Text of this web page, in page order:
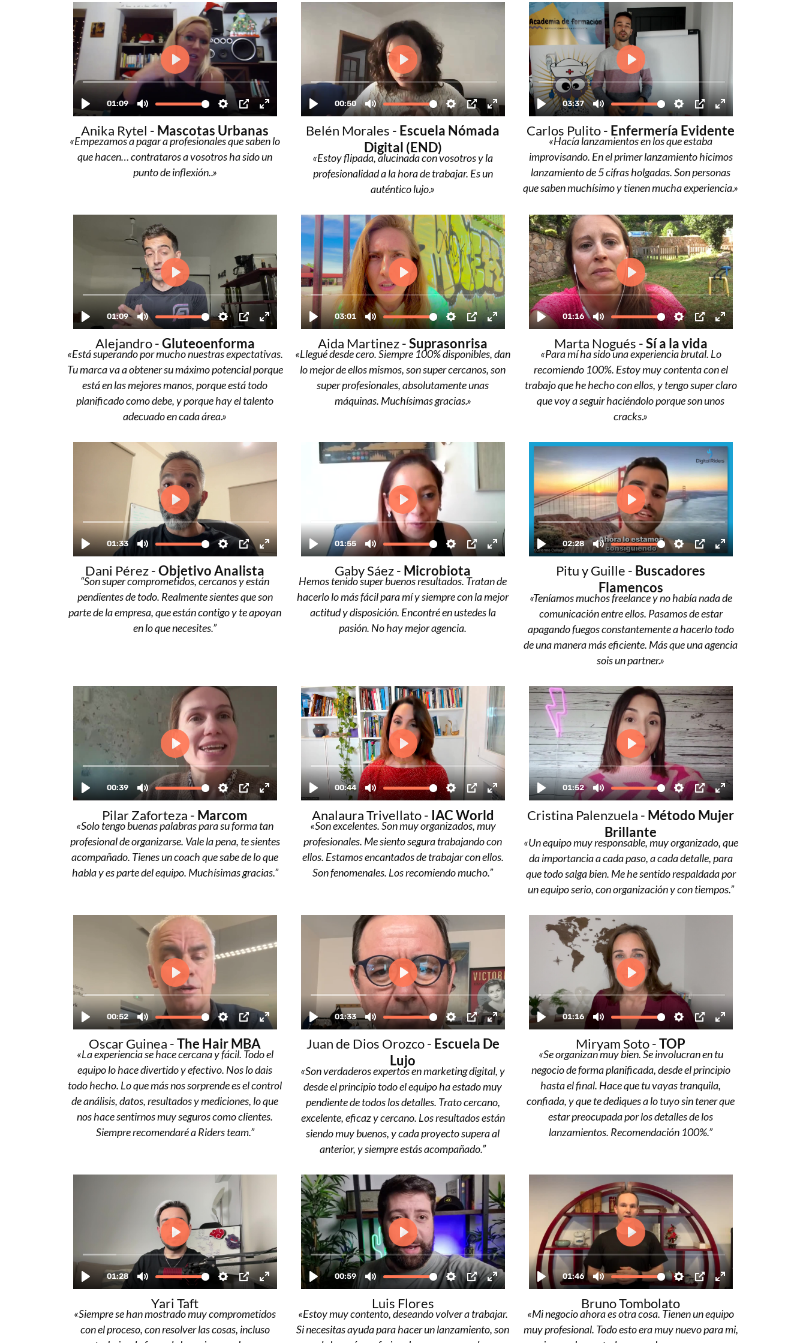
Anika Rytel - Mascotas Urbanas
«Empezamos a pagar a profesionales que saben lo
que hacen… contrataros a vosotros ha sido un
punto de inflexión..»
Belén Morales - Escuela Nómada
Digital (END)
«Estoy flipada, alucinada con vosotros y la
profesionalidad a la hora de trabajar. Es un
auténtico lujo.»
Carlos Pulito - Enfermería Evidente
«Hacía lanzamientos en los que estaba
improvisando. En el primer lanzamiento hicimos
lanzamiento de 5 cifras holgadas. Son personas
que saben muchísimo y tienen mucha experiencia.»
Alejandro -Gluteoenforma
«Está superando por mucho nuestras expectativas.
Tu marca va a obtener su máximo potencial porque
está en las mejores manos, porque está todo
planificado como debe, y porque hay el talento
adecuado en cada área.»
Aida Martinez -Suprasonrisa
«Llegué desde cero. Siempre 100% disponibles, dan
lo mejor de ellos mismos, son super cercanos, son
super profesionales, absolutamente unas
máquinas. Muchísimas gracias.»
Marta Nogués -Sí a la vida
«Para mí ha sido una experiencia brutal. Lo
recomiendo 100%. Estoy muy contenta con el
trabajo que he hecho con ellos, y tengo super claro
que voy a seguir haciéndolo porque son unos
cracks.»
Dani Pérez -Objetivo Analista
“Son super comprometidos, cercanos y están
pendientes de todo. Realmente sientes que son
parte de la empresa, que están contigo y te apoyan
en lo que necesites.”
Gaby Sáez - Microbiota
Hemos tenido super buenos resultados. Tratan de
hacerlo lo más fácil para mí y siempre con la mejor
actitud y disposición. Encontré en ustedes la
pasión. No hay mejor agencia.
Pitu y Guille - Buscadores
Flamencos
«Teníamos muchos freelance y no había nada de
comunicación entre ellos. Pasamos de estar
apagando fuegos constantemente a hacerlo todo
de una manera más eficiente. Más que una agencia
sois un partner.»
Pilar Zaforteza - Marcom
«Solo tengo buenas palabras para su forma tan
profesional de organizarse. Vale la pena, te sientes
acompañado. Tienes un coach que sabe de lo que
habla y es parte del equipo. Muchísimas gracias.”
Analaura Trivellato - IAC World
«Son excelentes. Son muy organizados, muy
profesionales. Me siento segura trabajando con
ellos. Estamos encantados de trabajar con ellos.
Son fenomenales. Los recomiendo mucho.”
Cristina Palenzuela - Método Mujer
Brillante
«Un equipo muy responsable, muy organizado, que
da importancia a cada paso, a cada detalle, para
que todo salga bien. Me he sentido respaldada por
un equipo serio, con organización y con tiempos.”
Oscar Guinea -The Hair MBA
«La experiencia se hace cercana y fácil. Todo el
equipo lo hace divertido y efectivo. Nos lo dais
todo hecho. Lo que más nos sorprende es el control
de análisis, datos, resultados y mediciones, lo que
nos hace sentirnos muy seguros como clientes.
Siempre recomendaré aRiders team.”
Juan de Dios Orozco - Escuela De
Lujo
«Son verdaderos expertos en marketing digital, y
desde el principio todo el equipo ha estado muy
pendiente de todos los detalles. Trato cercano,
excelente, eficaz y cercano. Los resultados están
siendo muy buenos, y cada proyecto supera al
anterior, y siempre estás acompañado.”
Miryam Soto -TOP
«Se organizan muy bien. Se involucran en tu
negocio de forma planificada, desde el principio
hasta el final. Hace que tu vayas tranquila,
confiada, y que te dediques a lo tuyo sin tener que
estar preocupada por los detalles de los
lanzamientos. Recomendación 100%.”
Yari Taft
«Siempre se han mostrado muy comprometidos
con el proceso, con resolver las cosas, incluso
Luis Flores
«Estoy muy contento, deseando volver a trabajar.
Si necesitas ayuda para hacer un lanzamiento, son
Bruno Tombolato
«Mi negocio ahora es otra cosa. Tienen un equipo
muy profesional. Todo esto era muy nuevo para mi,